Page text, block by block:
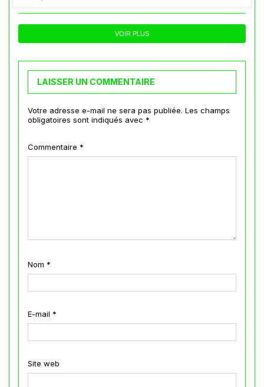
VOIR PLUS
LAISSER UN COMMENTAIRE
Votre adresse e-mail ne sera pas publiée. Les champs
obligatoires sont indiqués avec *
Commentaire *
Nom *
E-mail *
Site web